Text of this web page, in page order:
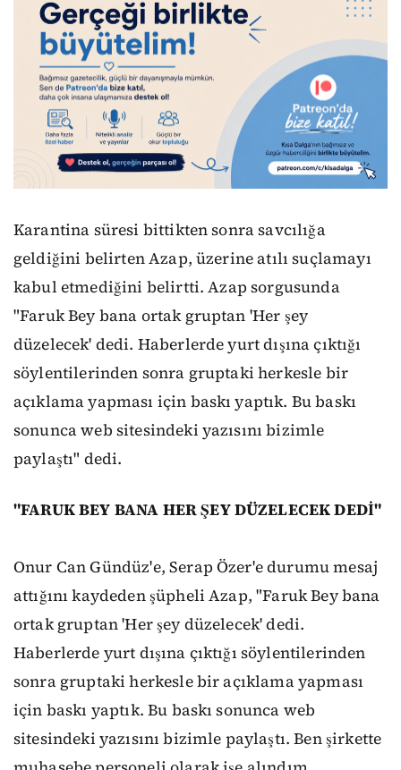
Karantina süresi bittikten sonra savcılığa
geldiğini belirten Azap, üzerine atılı suçlamayı
kabul etmediğini belirtti. Azap sorgusunda
"Faruk Bey bana ortak gruptan 'Her şey
düzelecek' dedi. Haberlerde yurt dışına çıktığı
söylentilerinden sonra gruptaki herkesle bir
açıklama yapması için baskı yaptık. Bu baskı
sonunca web sitesindeki yazısını bizimle
paylaştı" dedi.
"FARUK BEY BANA HER ŞEY DÜZELECEK DEDİ"
Onur Can Gündüz'e, Serap Özer'e durumu mesaj
attığını kaydeden şüpheli Azap, "Faruk Bey bana
ortak gruptan 'Her şey düzelecek' dedi.
Haberlerde yurt dışına çıktığı söylentilerinden
sonra gruptaki herkesle bir açıklama yapması
için baskı yaptık. Bu baskı sonunca web
sitesindeki yazısını bizimle paylaştı. Ben şirkette